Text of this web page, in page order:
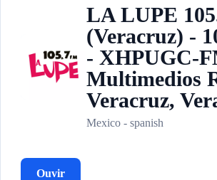
L
LA LUPE
(Veracruz) -
- XHPUGC-
Multimedios
Veracruz,
Mexico - spanish
Ouvir